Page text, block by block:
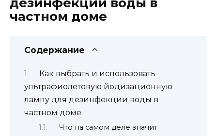
частном доме
Содержание
Как выбрать и использовать
ультрафиолетовую йодизационную
лампу для дезинфекции воды в
частном доме
Что на самом деле значит